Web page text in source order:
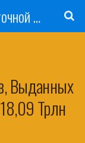
Каталог новостей Юго-Восточной Азии, Австралии и Океании
Выданных
Трлн